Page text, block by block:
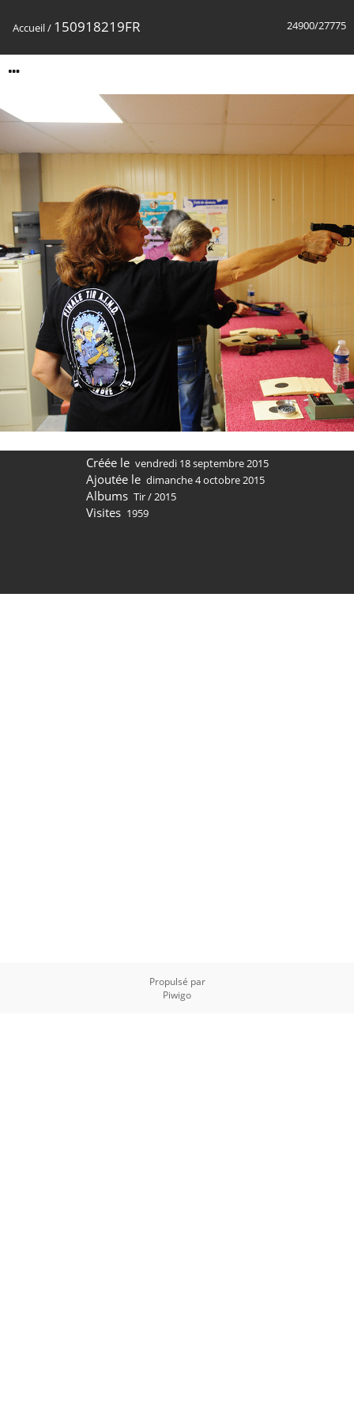
24900/27775
Accueil/ 150918219FR
Créée le vendredi 18 septembre 2015
Ajoutée le dimanche 4 octobre 2015
Albums Tir/2015
Visites 1959
Propulsé par
Piwigo